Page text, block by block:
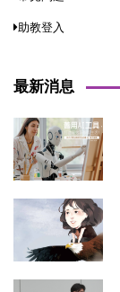
助教登入
最新消息